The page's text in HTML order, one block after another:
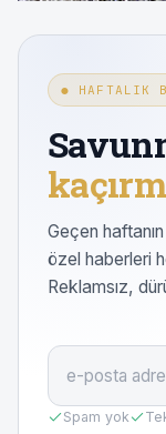
● HAFTALIK
Geçen
özel haberleri
Reklamsız,
Spam yok